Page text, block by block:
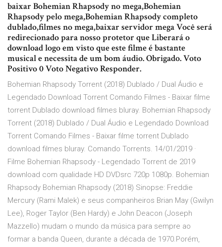
baixar Bohemian Rhapsody no mega,Bohemian
Rhapsody pelo mega,Bohemian Rhapsody completo
dublado,filmes no mega,baixar servidor mega Você será
redirecionado para nosso protetor que Liberará o
download logo em visto que este filme é bastante
musical e necessita de um bom áudio. Obrigado. Voto
Positivo 0 Voto Negativo Responder.
Bohemian Rhapsody Torrent (2018) Dublado / Dual Áudio e
Legendado Download Torrent Comando Filmes - Baixar filme
torrent Dublado download filmes bluray. Bohemian Rhapsody
Torrent (2018) Dublado / Dual Áudio e Legendado Download
Torrent Comando Filmes - Baixar filme torrent Dublado
download filmes bluray. Comando Torrents. 14/01/2019 ·
Filme Bohemian Rhapsody - Legendado Torrent de 2019
download com qualidade HD DVDsrc 720p 1080p. Bohemian
Rhapsody Bohemian Rhapsody (2018) Sinopse: Freddie
Mercury (Rami Malek) e seus companheiros Brian May (Gwilyn
Lee), Roger Taylor (Ben Hardy) e John Deacon (Joseph
Mazzello) mudam o mundo da música para sempre ao
formar a banda Queen, durante a década de 1970.Porém,